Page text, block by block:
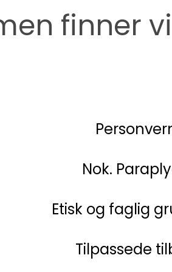
finner
Nok.
Etisk og faglig
Tilpassede